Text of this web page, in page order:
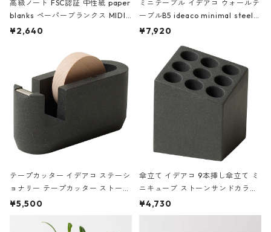
高級ノート FSC認証 中性紙 paper
blanks ペーパーブランクス MIDI
ハードカバー 罫線 ヴァン・ゴッホ
¥2,640
ミニテーブル イデアコ ウォールテ
ーブルB5 ideaco minimal steel f
urniture WALL Table B5 ネイビー
¥7,920
テープカッター イデアコ ステーシ
ョナリー テープカッター ストーン
サンドカラー 石調 ideaco Station
¥5,500
傘立て イデアコ 9本挿し傘立て ミ
ニキューブ ストーンサンドカラー
石調 ideaco Umbrella Stand CUB
E ストーンサンドブラック
¥4,730